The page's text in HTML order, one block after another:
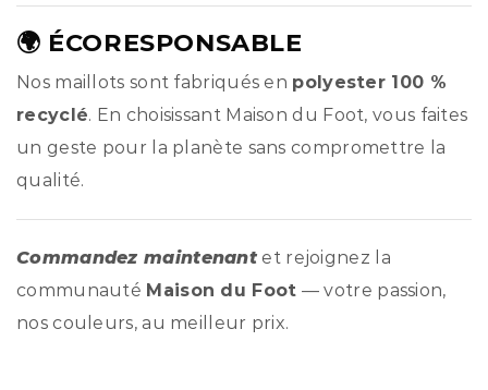
🌍 ÉCORESPONSABLE
Nos maillots sont fabriqués en polyester 100 %
recyclé. En choisissant Maison du Foot, vous faites
un geste pour la planète sans compromettre la
qualité.
Commandez maintenant et rejoignez la
communauté Maison du Foot — votre passion,
nos couleurs, au meilleur prix.